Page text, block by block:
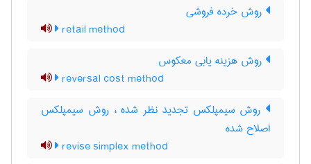
روش خرده فروشی
retail method
روش هزینه یابی معکوس
reversal cost method
روش سیمپلکس تجدید نظر شده ، روش سیمپلکس
اصلاح شده
revise simplex method